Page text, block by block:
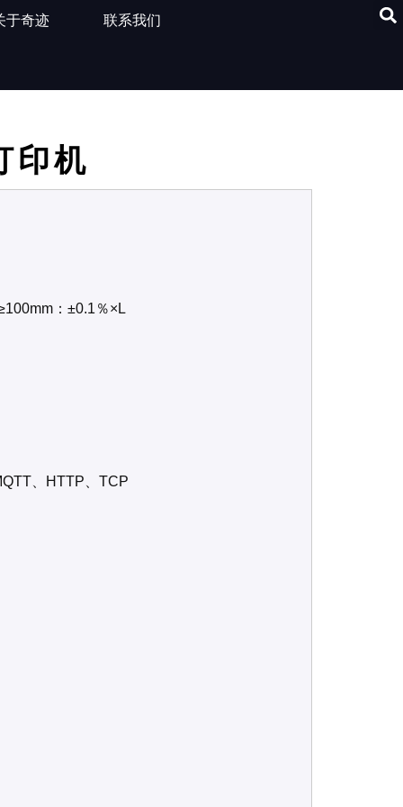
于奇迹 联系我们
印机
：±0.1％×L
、HTTP、TCP